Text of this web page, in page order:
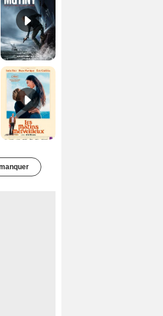
Les Matins merveilleux Bande-annonce VF